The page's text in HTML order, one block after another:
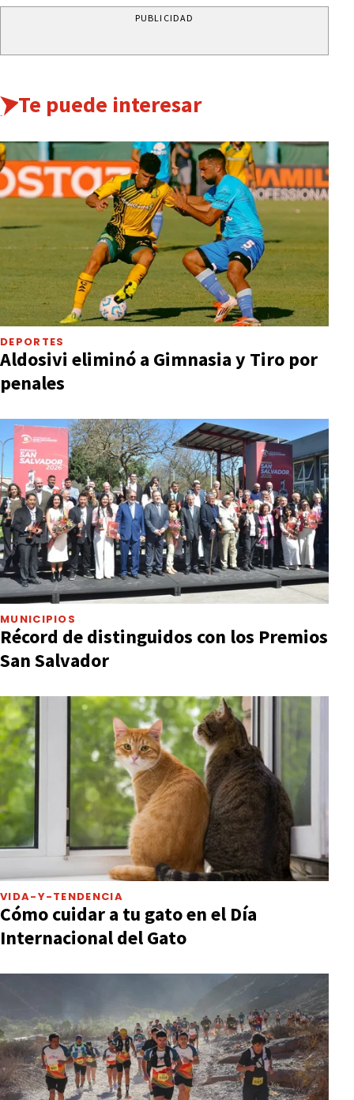
PUBLICIDAD
Te puede interesar
DEPORTES
Aldosivi eliminó a Gimnasia y Tiro por
penales
MUNICIPIOS
Récord de distinguidos con los Premios
San Salvador
VIDA-Y-TENDENCIA
Cómo cuidar a tu gato en el Día
Internacional del Gato